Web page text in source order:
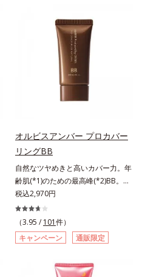
オルビスアンバー プロカバー
リングBB
自然なツヤめきと高いカバー力。年
齢肌(*1)のための最高峰(*2)BB。年
齢肌(*1)のための最高峰(*2)BBクリ
ームです。肌のアラを光でふわりと
とばし、くすみや凹凸も軽やかにカ
バー。さらに厚みのあるテクスチャ
ーが均一にのび広がり、しっかりカ
す。年齢肌による黄ぐすみや血色の
税込2,970円
（3.95 / 101件）
キャンペーン
通販限定